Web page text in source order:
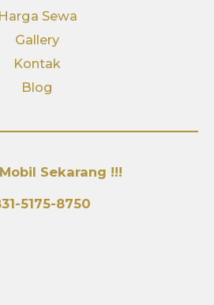
Harga Sewa
Gallery
Kontak
Blog
Sekarang !!!
5175-8750